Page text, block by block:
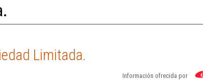
Limitada.
Información ofrecida por